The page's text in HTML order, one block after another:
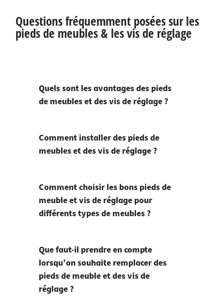
Questions fréquemment posées sur les
pieds de meubles & les vis de réglage
Quels sont les avantages des pieds
de meubles et des vis de réglage ?
Comment installer des pieds de
meubles et des vis de réglage ?
Comment choisir les bons pieds de
meuble et vis de réglage pour
différents types de meubles ?
Que faut-il prendre en compte
lorsqu’on souhaite remplacer des
pieds de meuble et des vis de
réglage ?